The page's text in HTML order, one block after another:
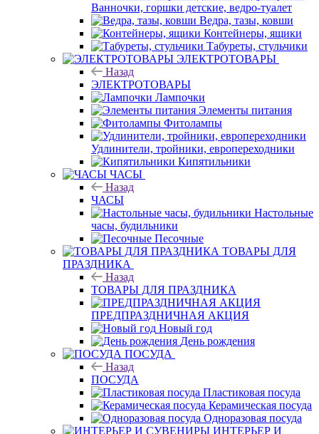
Ванночки, горшки детские, ведро-туалет
Ведра, тазы, ковши
Контейнеры, ящики
Табуреты, стульчики
ЭЛЕКТРОТОВАРЫ
Назад
ЭЛЕКТРОТОВАРЫ
Лампочки
Элементы питания
Фитолампы
Удлинители, тройники, европереходники
Кипятильники
ЧАСЫ
Назад
ЧАСЫ
Настольные
часы, будильники
Песочные
ТОВАРЫ ДЛЯ
ПРАЗДНИКА
Назад
ТОВАРЫ ДЛЯ ПРАЗДНИКА
ПРЕДПРАЗДНИЧНАЯ АКЦИЯ
Новый год
День рождения
ПОСУДА
Назад
ПОСУДА
Пластиковая посуда
Керамическая посуда
Одноразовая посуда
ИНТЕРЬЕР И